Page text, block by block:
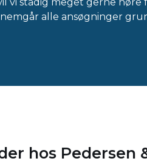
alle ansøgninger
hos Pedersen